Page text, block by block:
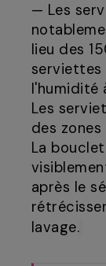
— Les
lieu des
serviettes
l'humidité
Les
des
La
après le
lavage.